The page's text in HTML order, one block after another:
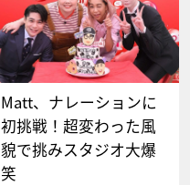
Matt、ナレーションに
初挑戦！超変わった風
貌で挑みスタジオ大爆
笑